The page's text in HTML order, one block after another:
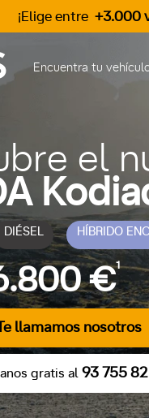
¡Elige entre +3.000
Encuentra tu
el
DIÉSEL HÍBRIDO
€1
Te llamamos nosotros
gratis al 93 755